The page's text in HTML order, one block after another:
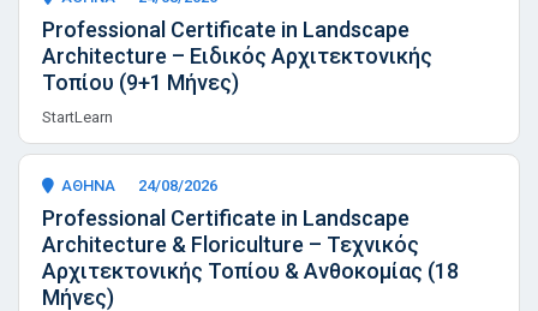
Professional Certificate in Landscape
Architecture – Ειδικός Αρχιτεκτονικής
Τοπίου (9+1 Μήνες)
StartLearn
ΑΘΗΝΑ 24/08/2026
Professional Certificate in Landscape
Architecture & Floriculture – Τεχνικός
Αρχιτεκτονικής Τοπίου & Ανθοκομίας (18
Μήνες)